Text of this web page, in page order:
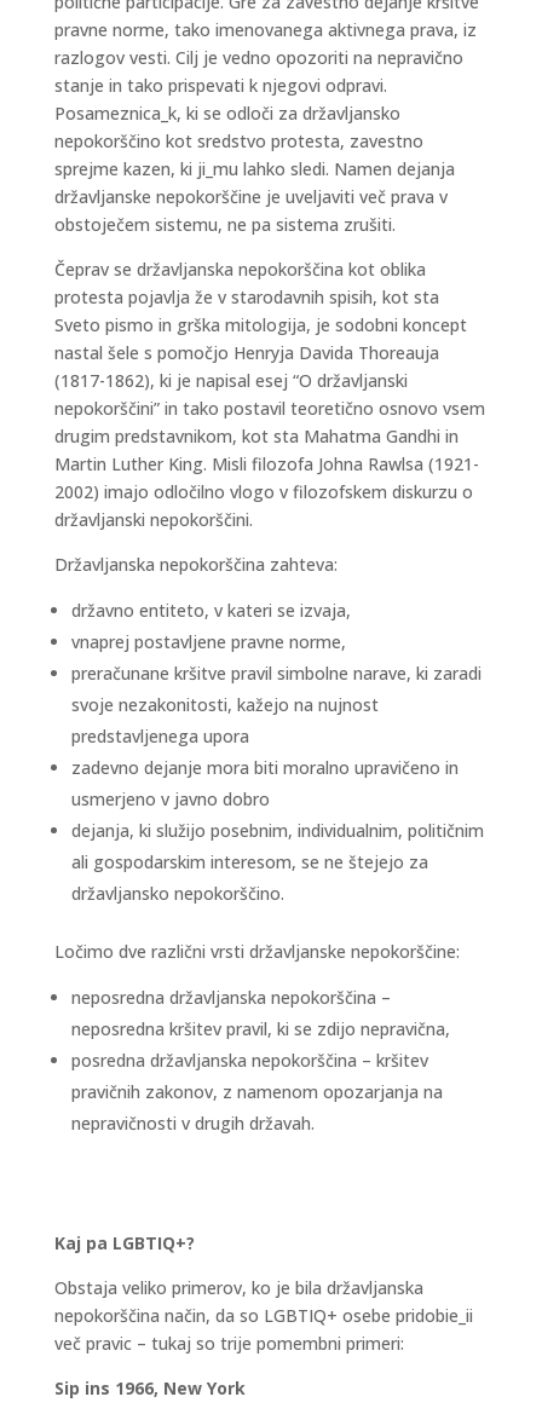
pravne norme, tako imenovanega aktivnega prava, iz
razlogov vesti. Cilj je vedno opozoriti na nepravično
stanje in tako prispevati k njegovi odpravi.
Posameznica_k, ki se odloči za državljansko
nepokorščino kot sredstvo protesta, zavestno
sprejme kazen, ki ji_mu lahko sledi. Namen dejanja
državljanske nepokorščine je uveljaviti več prava v
obstoječem sistemu, ne pa sistema zrušiti.
Čeprav se državljanska nepokorščina kot oblika
protesta pojavlja že v starodavnih spisih, kot sta
Sveto pismo in grška mitologija, je sodobni koncept
nastal šele s pomočjo Henryja Davida Thoreauja
(1817-1862), ki je napisal esej “O državljanski
nepokorščini” in tako postavil teoretično osnovo vsem
drugim predstavnikom, kot sta Mahatma Gandhi in
Martin Luther King. Misli filozofa Johna Rawlsa (1921-
2002) imajo odločilno vlogo v filozofskem diskurzu o
državljanski nepokorščini.
Državljanska nepokorščina zahteva:
državno entiteto, v kateri se izvaja,
vnaprej postavljene pravne norme,
preračunane kršitve pravil simbolne narave, ki zaradi
svoje nezakonitosti, kažejo na nujnost
predstavljenega upora
zadevno dejanje mora biti moralno upravičeno in
usmerjeno v javno dobro
dejanja, ki služijo posebnim, individualnim, političnim
ali gospodarskim interesom, se ne štejejo za
državljansko nepokorščino.
Ločimo dve različni vrsti državljanske nepokorščine:
neposredna državljanska nepokorščina –
neposredna kršitev pravil, ki se zdijo nepravična,
posredna državljanska nepokorščina – kršitev
pravičnih zakonov, z namenom opozarjanja na
nepravičnosti v drugih državah.
Kaj pa LGBTIQ+?
Obstaja veliko primerov, ko je bila državljanska
nepokorščina način, da so LGBTIQ+ osebe pridobie_ii
več pravic – tukaj so trije pomembni primeri:
Sip ins 1966, New York